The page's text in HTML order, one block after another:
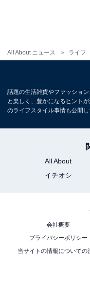
All About ニュース ライフ
実家暮らしにより家族
がえた回答者。親の
合う姿に共感する人
ビスや金額などの情
※投稿エピソードのた
ではございません
1
話題の生活雑貨やファッショ
と楽しく、豊かになるヒント
のライフスタイル事情も公開し
All About
イチオシ
会社概要
プライバシーポリシー
当サイトの情報についての